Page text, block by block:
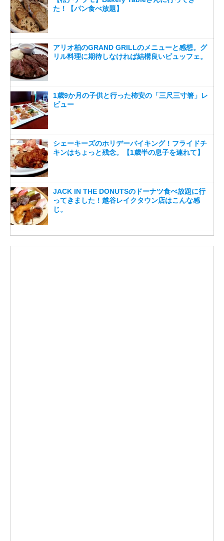
た！【パン食べ放題】
アリオ柏のGRAND GRILLのメニューと感想。グ
リル料理に期待しなければ結構良いビュッフェ。
1歳9か月の子供と行った柿安の「三尺三寸箸」レ
ビュー
シェーキーズのホリデーバイキング！フライドチ
キンはちょっと残念。【1歳半の息子を連れて】
JACK IN THE DONUTSのドーナツ食べ放題に行
ってきました！越谷レイクタウン店はこんな感
じ。